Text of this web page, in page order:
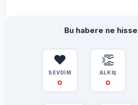
Bu habere ne
❤️
SEVDİM
0
👏
ALKIŞ
0